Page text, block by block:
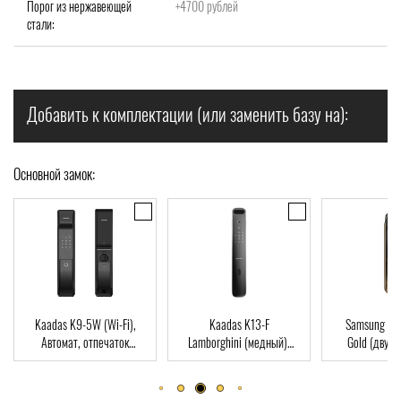
Порог из нержавеющей
стали:
+4700 рублей
Добавить к комплектации (или заменить базу на):
Основной замок:
Kaadas K9-5W (Wi-Fi),
Автомат, отпечаток
пальца, Wi-Fi, RFID-Card
Kaadas K13-F
Lamborghini (медный),
Автомат, Face-ID,
отпечаток пальца, RFID-
Card
Samsung
Gold
врезная